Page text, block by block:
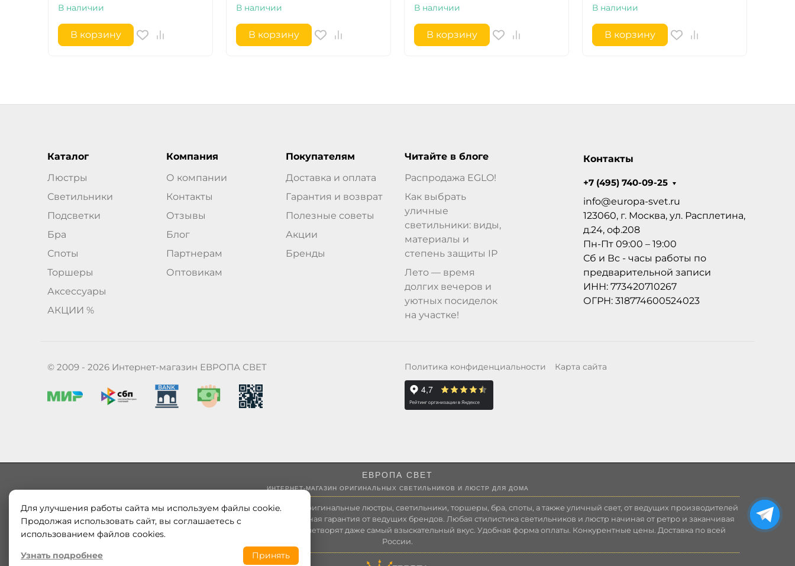
В наличии
В корзину
В наличии
В корзину
В наличии
В корзину
В наличии
В корзину
Каталог
Люстры
Светильники
Подсветки
Бра
Споты
Торшеры
Аксессуары
АКЦИИ %
Компания
О компании
Контакты
Отзывы
Блог
Партнерам
Оптовикам
Покупателям
Доставка и оплата
Гарантия и возврат
Полезные советы
Акции
Бренды
Читайте в блоге
Распродажа EGLO!
Как выбрать
уличные
светильники: виды,
материалы и
степень защиты IP
Лето — время
долгих вечеров и
уютных посиделок
на участке!
Контакты
+7 (495) 740-09-25
info@europa-svet.ru
123060, г. Москва, ул. Расплетина,
д.24, оф.208
Пн-Пт 09:00 – 19:00
Сб и Вс - часы работы по
предварительной записи
ИНН: 773420710267
ОГРН: 318774600524023
© 2009 - 2026 Интернет-магазин ЕВРОПА СВЕТ Политика конфиденциальности Карта сайта
ЕВРОПА СВЕТ
ИНТЕРНЕТ-МАГАЗИН ОРИГИНАЛЬНЫХ СВЕТИЛЬНИКОВ И ЛЮСТР ДЛЯ ДОМА
Наш магазин «ЕВРОПА СВЕТ» поставляет и продает в России оригинальные люстры, светильники, торшеры, бра, споты, а также уличный свет, от ведущих производителей
Европы и России. Только оригинальная продукция. Полноценная гарантия от ведущих брендов. Любая стилистика светильников и люстр начиная от ретро и заканчивая
модерн от интернет-магазина europa-svet.ru позволит удовлетворят даже самый взыскательный вкус. Удобная форма оплаты. Конкурентные цены. Доставка по всей
России.
Для улучшения работы сайта мы используем файлы cookie.
Продолжая использовать сайт, вы соглашаетесь с
использованием файлов cookies.
Узнать подробнее
Принять